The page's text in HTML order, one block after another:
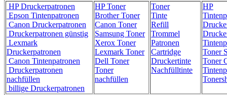
HP Druckerpatronen
Epson Tintenpatronen
Canon Druckerpatronen
Druckerpatronen günstig
Lexmark
Druckerpatronen
Canon Tintenpatronen
Druckerpatronen
nachfüllen
billige Druckerpatronen
HP Toner
Brother Toner
Canon Toner
Samsung Toner
Xerox Toner
Lexmark Toner
Dell Toner
Toner
nachfüllen
Toner
Tinte
Refill
Trommel
Patronen
Cartridge
Druckertinte
Nachfülltinte
HP
Toner
Toner